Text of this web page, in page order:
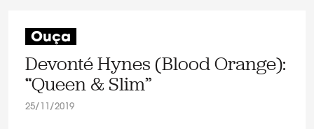
Ouça
Devonté Hynes (Blood Orange):
“Queen & Slim”
25/11/2019